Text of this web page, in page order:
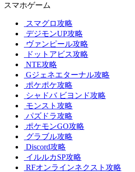
スマホゲーム
スマグロ攻略
デジモンUP攻略
ヴァンピール攻略
ドットアビス攻略
NTE攻略
Gジェネエターナル攻略
ポケポケ攻略
シャドバ ビヨンド攻略
モンスト攻略
パズドラ攻略
ポケモンGO攻略
グラブル攻略
Discord攻略
イルルカSP攻略
RFオンラインネクスト攻略